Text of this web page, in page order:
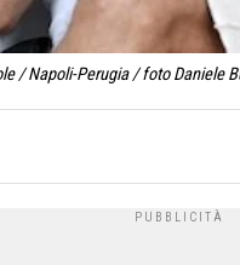
/ Napoli-Perugia / foto Daniele